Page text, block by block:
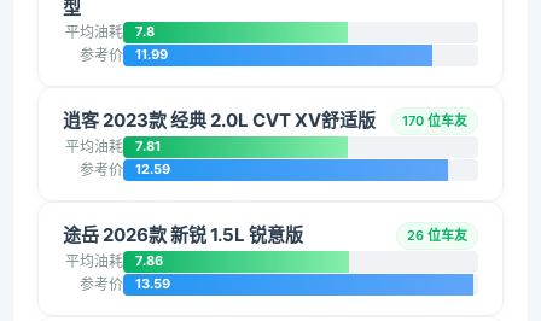
型
平均油耗 7.8
参考价 11.99
逍客 2023款 经典 2.0L CVT XV舒适版 170 位车友
平均油耗 7.81
参考价 12.59
途岳 2026款 新锐 1.5L 锐意版 26 位车友
平均油耗 7.86
参考价 13.59